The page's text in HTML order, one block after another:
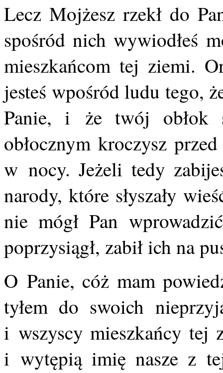
Lecz Mojżesz rzekł do
spośród nich wywiodłeś
mieszkańcom tej ziemi.
jesteś wpośród ludu tego,
Panie, i że twój
obłocznym kroczysz
w nocy. Jeżeli tedy
narody, które słyszały
nie mógł Pan
poprzysiągł, zabił ich na
O Panie, cóż mam
tyłem do swoich
i wszyscy mieszkańcy tej
i wytępią imię nasze z